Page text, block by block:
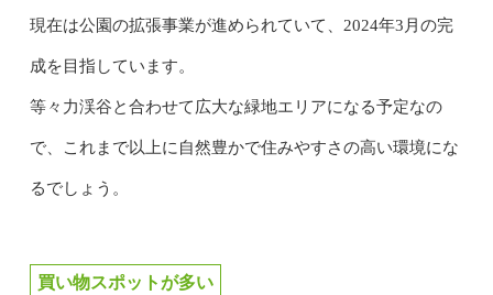
現在は公園の拡張事業が進められていて、2024年3月の完
成を目指しています。
等々力渓谷と合わせて広大な緑地エリアになる予定なの
で、これまで以上に自然豊かで住みやすさの高い環境にな
るでしょう。
買い物スポットが多い